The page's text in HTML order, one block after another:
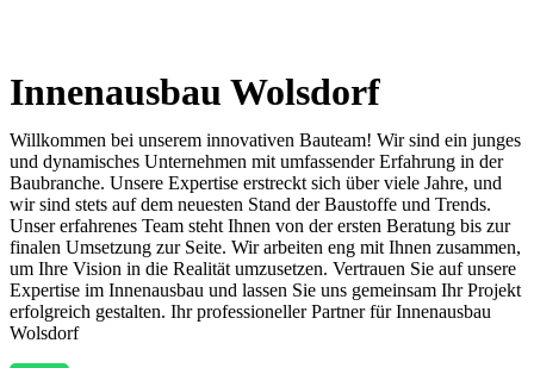
Innenausbau Wolsdorf
Willkommen bei unserem innovativen Bauteam! Wir sind ein junges
und dynamisches Unternehmen mit umfassender Erfahrung in der
Baubranche. Unsere Expertise erstreckt sich über viele Jahre, und
wir sind stets auf dem neuesten Stand der Baustoffe und Trends.
Unser erfahrenes Team steht Ihnen von der ersten Beratung bis zur
finalen Umsetzung zur Seite. Wir arbeiten eng mit Ihnen zusammen,
um Ihre Vision in die Realität umzusetzen. Vertrauen Sie auf unsere
Expertise im Innenausbau und lassen Sie uns gemeinsam Ihr Projekt
erfolgreich gestalten. Ihr professioneller Partner für Innenausbau
Wolsdorf